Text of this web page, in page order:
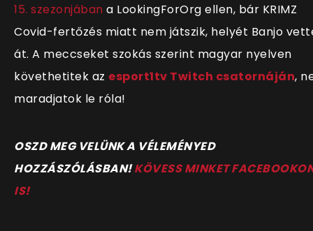
15. szezonjában a LookingForOrg ellen, bár KRIMZ
Covid-fertőzés miatt nem játszik, helyét Banjo
át. A meccseket szokás szerint magyar nyelven
követhetitek az esport1tv Twitch csatornáján,
maradjatok le róla!
OSZD MEG VELÜNK A VÉLEMÉNYED
HOZZÁSZÓLÁSBAN!KÖVESS MINKET
IS!